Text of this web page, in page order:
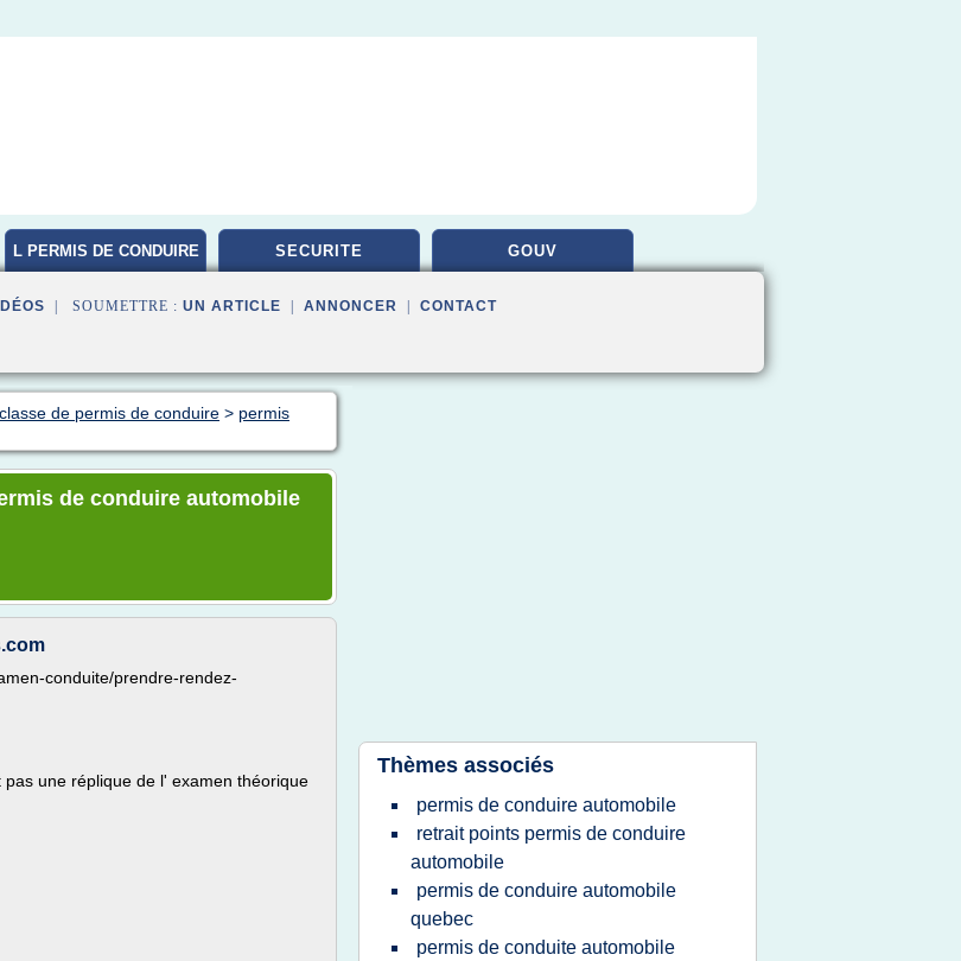
L PERMIS DE CONDUIRE SECURITE GOUV
| SOUMETTRE : UN ARTICLE ANNONCER CONTACT
classe de permis de conduire > permis
de conduire automobile
conduite/prendre-rendez-
une réplique de l' examen théorique
Thèmes associés
permis de conduire automobile
retrait points permis de conduire
automobile
permis de conduire automobile
quebec
permis de conduite automobile